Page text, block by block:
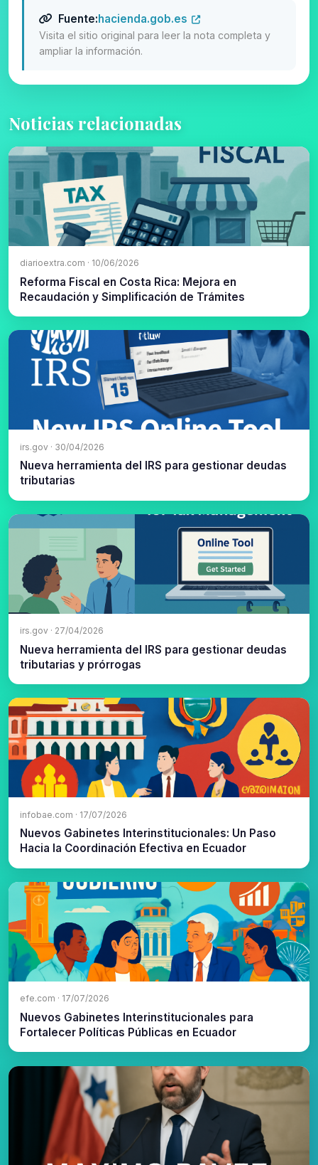
Fuente: hacienda.gob.es
Visita el sitio original para leer la nota completa y
ampliar la información.
Noticias relacionadas
diarioextra.com · 10/06/2026
Reforma Fiscal en Costa Rica: Mejora en
Recaudación y Simplificación de Trámites
irs.gov · 30/04/2026
Nueva herramienta del IRS para gestionar deudas
tributarias
irs.gov · 27/04/2026
Nueva herramienta del IRS para gestionar deudas
tributarias y prórrogas
infobae.com · 17/07/2026
Nuevos Gabinetes Interinstitucionales: Un Paso
Hacia la Coordinación Efectiva en Ecuador
efe.com · 17/07/2026
Nuevos Gabinetes Interinstitucionales para
Fortalecer Políticas Públicas en Ecuador